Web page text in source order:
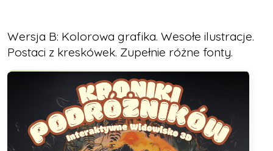
Wersja B: Kolorowa grafika. Wesołe ilustracje.
Postaci z kreskówek. Zupełnie różne fonty.